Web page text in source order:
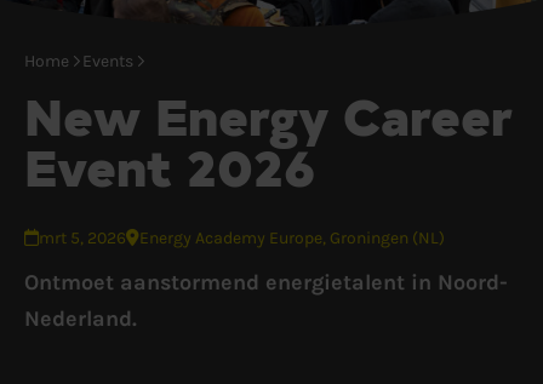
Home Events
New Energy Career
Event 2026
mrt 5, 2026 Energy Academy Europe, Groningen (NL)
Ontmoet aanstormend energietalent in Noord-
Nederland.